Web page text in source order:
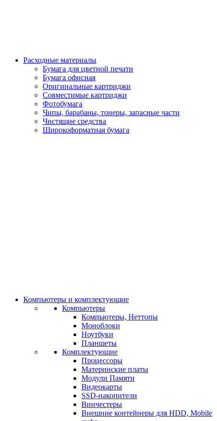
Расходные материалы
Бумага для цветной печати
Бумага офисная
Оригинальные картриджи
Совместимые картриджи
Фотобумага
Чипы, барабаны, тонеры, запасные части
Чистящие средства
Широкоформатная бумага
Компьютеры и комплектующие
Компьютеры
Компьютеры, Неттопы
Моноблоки
Ноутбуки
Планшеты
Комплектующие
Процессоры
Материнские платы
Модули Памяти
Видеокарты
SSD-накопители
Винчестеры
Внешние контейнеры для HDD, Mobile